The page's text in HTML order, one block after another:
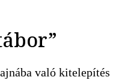
való kitelepítés